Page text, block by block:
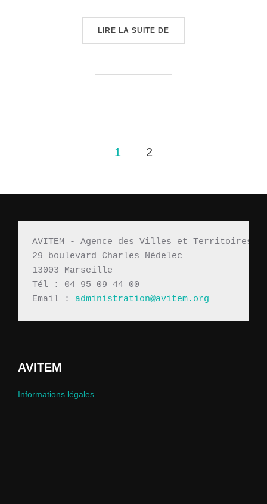
LIRE LA SUITE DE
des
publications
1 2
AVITEM - Agence des Villes et Territoires
29 boulevard Charles Nédelec
13003 Marseille
Tél : 04 95 09 44 00
Email : administration@avitem.org
AVITEM
Informations légales